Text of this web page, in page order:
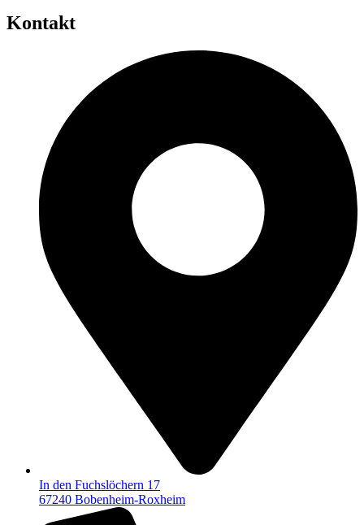
Kontakt
In den Fuchslöchern 17
67240 Bobenheim-Roxheim